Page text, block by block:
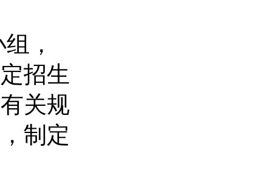
，
招生
关规
制定